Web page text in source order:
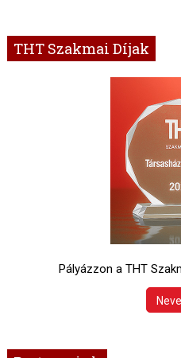
THT Szakmai Díjak
Pályázzon a THT